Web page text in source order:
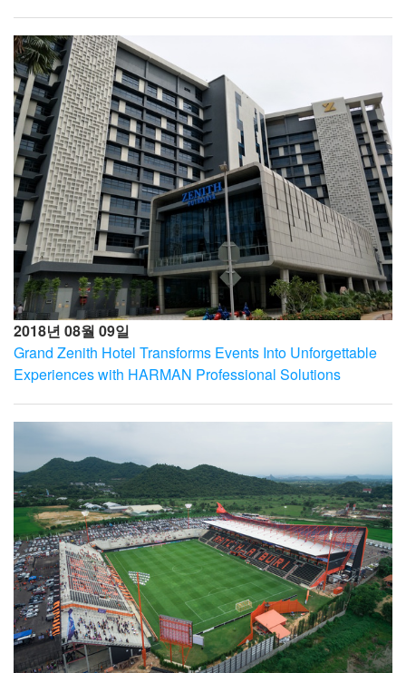
2018년 08월 09일
Grand Zenith Hotel Transforms Events Into Unforgettable
Experiences with HARMAN Professional Solutions